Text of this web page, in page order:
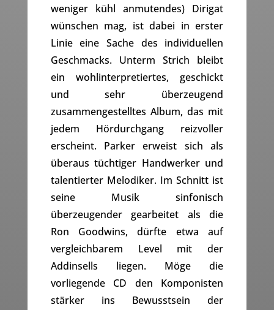
weniger kühl anmutendes) Dirigat
wünschen mag, ist dabei in erster
Linie eine Sache des individuellen
Geschmacks. Unterm Strich bleibt
ein wohlinterpretiertes, geschickt
und sehr überzeugend
zusammengestelltes Album, das mit
jedem Hördurchgang reizvoller
erscheint. Parker erweist sich als
überaus tüchtiger Handwerker und
talentierter Melodiker. Im Schnitt ist
seine Musik sinfonisch
überzeugender gearbeitet als die
Ron Goodwins, dürfte etwa auf
vergleichbarem Level mit der
Addinsells liegen. Möge die
vorliegende CD den Komponisten
stärker ins Bewusstsein der